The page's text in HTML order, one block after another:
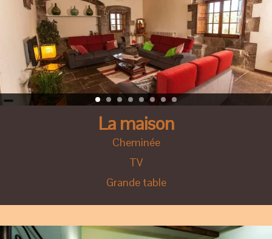
La maison
Cheminée
TV
Grande table